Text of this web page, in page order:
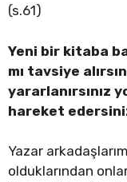
(s.61)
Yeni bir kitaba
mı tavsiye
yararlanırsınız
hareket
Yazar
olduklarından